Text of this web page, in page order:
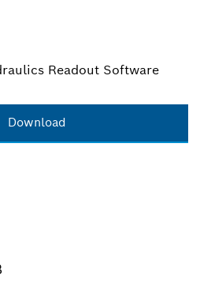
Readout Software
Download